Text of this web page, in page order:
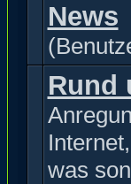
News
Rund
was